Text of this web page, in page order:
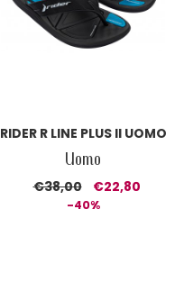
RIDER R LINE PLUS II UOMO
Uomo
€38,00 €22,80
-40%